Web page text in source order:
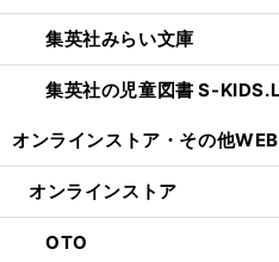
集英社みらい文庫
集英社の児童図書 S-
オンラインストア・ その他
オンラインストア
OTO